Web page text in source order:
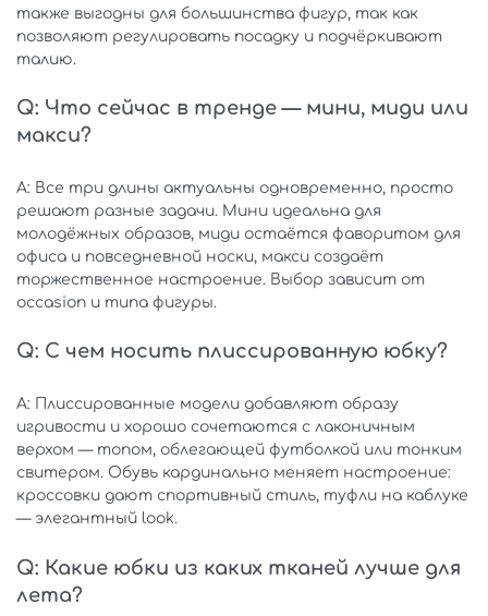
также выгодны для большинства фигур, так как
позволяют регулировать посадку и подчёркивают
талию.
Q: Что сейчас в тренде — мини, миди или
макси?
A: Все три длины актуальны одновременно, просто
решают разные задачи. Мини идеальна для
молодёжных образов, миди остаётся фаворитом для
офиса и повседневной носки, макси создаёт
торжественное настроение. Выбор зависит от
occasion и типа фигуры.
Q: С чем носить плиссированную юбку?
A: Плиссированные модели добавляют образу
игривости и хорошо сочетаются с лаконичным
верхом — топом, облегающей футболкой или тонким
свитером. Обувь кардинально меняет настроение:
кроссовки дают спортивный стиль, туфли на каблуке
— элегантный look.
Q: Какие юбки из каких тканей лучше для
лета?